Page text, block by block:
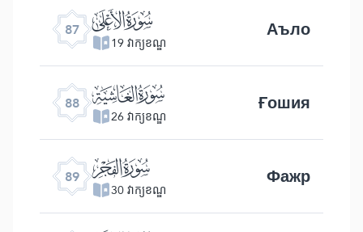
87 ﰄ
19 វាក្យខណ្ឌ Аъло
88 ﰅ
26 វាក្យខណ្ឌ Ғошия
89 ﰆ
30 វាក្យខណ្ឌ Фажр